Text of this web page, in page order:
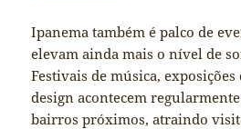
Ipanema também é palco de
elevam ainda mais o nível de
Festivais de música,
design acontecem
bairros próximos, atraindo